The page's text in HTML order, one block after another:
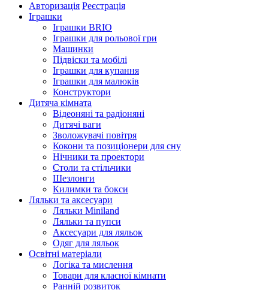
Авторизація Реєстрація
Іграшки
Іграшки BRIO
Іграшки для рольової гри
Машинки
Підвіски та мобілі
Іграшки для купання
Іграшки для малюків
Конструктори
Дитяча кімната
Відеоняні та радіоняні
Дитячі ваги
Зволожувачі повітря
Кокони та позиціонери для сну
Нічники та проектори
Столи та стільчики
Шезлонги
Килимки та бокси
Ляльки та аксесуари
Ляльки Miniland
Ляльки та пупси
Аксесуари для ляльок
Одяг для ляльок
Освітні матеріали
Логіка та мислення
Товари для класної кімнати
Ранній розвиток